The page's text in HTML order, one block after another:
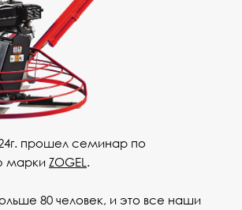
прошел семинар по
маркиZOGEL.
80 человек, и это все наши